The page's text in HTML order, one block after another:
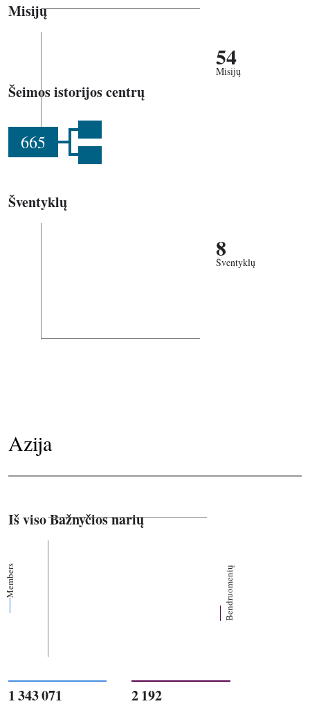
Misijų
54
Misijų
Šeimos istorijos centrų
665
Šventyklų
8
Šventyklų
Azija
Iš viso Bažnyčios narių
Members Bendruomenių
1 343 071 2 192